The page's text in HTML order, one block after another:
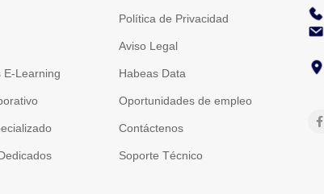
E-Learning
Política de Privacidad
Aviso Legal
Habeas Data
Oportunidades de empleo
Contáctenos
Soporte Técnico